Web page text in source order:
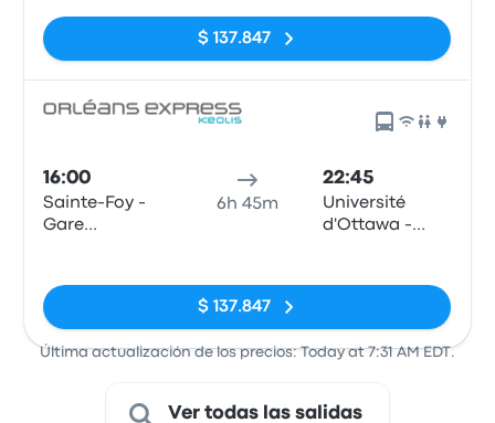
des Quatre-
Bourgeois
$ 137.847
16:00
Sainte-Foy -
Gare
des Quatre-
Bourgeois
6h 45m
22:45
Université
d'Ottawa -
$ 137.847
Última actualización de los precios: Today at 7:31 AM EDT.
Ver todas las salidas